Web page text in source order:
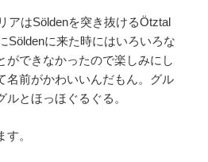
アはSöldenを突き抜けるÖtztal
Söldenに来た時にはいろいろな
ができなかったので楽しみにし
名前がかわいいんだもん。グル
とほっほぐるぐる。
。